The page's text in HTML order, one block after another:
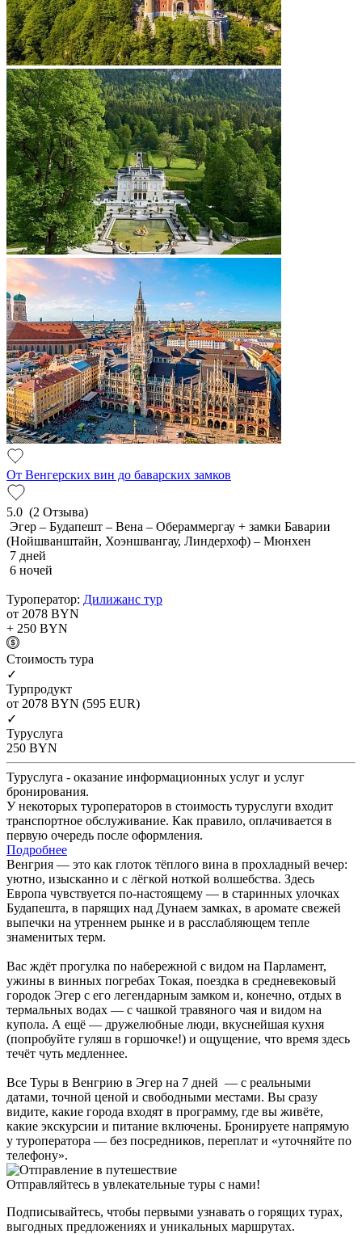
От Венгерских вин до баварских замков
5.0 (2 Отзыва)
Эгер – Будапешт – Вена – Обераммергау + замки Баварии
(Нойшванштайн, Хоэншвангау, Линдерхоф) – Мюнхен
7 дней
6 ночей
Туроператор: Дилижанс тур
от 2078 BYN
+ 250 BYN
Cтоимость тура
✓
Турпродукт
от 2078 BYN (595 EUR)
✓
Туруслуга
250 BYN
Туруслуга - оказание информационных услуг и услуг
бронирования.
У некоторых туроператоров в стоимость туруслуги входит
транспортное обслуживание. Как правило, оплачивается в
первую очередь после оформления.
Подробнее
Венгрия — это как глоток тёплого вина в прохладный вечер:
уютно, изысканно и с лёгкой ноткой волшебства. Здесь
Европа чувствуется по-настоящему — в старинных улочках
Будапешта, в парящих над Дунаем замках, в аромате свежей
выпечки на утреннем рынке и в расслабляющем тепле
знаменитых терм.
Вас ждёт прогулка по набережной с видом на Парламент,
ужины в винных погребах Токая, поездка в средневековый
городок Эгер с его легендарным замком и, конечно, отдых в
термальных водах — с чашкой травяного чая и видом на
купола. А ещё — дружелюбные люди, вкуснейшая кухня
(попробуйте гуляш в горшочке!) и ощущение, что время здесь
течёт чуть медленнее.
Все Туры в Венгрию в Эгер на 7 дней — с реальными
датами, точной ценой и свободными местами. Вы сразу
видите, какие города входят в программу, где вы живёте,
какие экскурсии и питание включены. Бронируете напрямую
у туроператора — без посредников, переплат и «уточняйте по
телефону».
Отправляйтесь в увлекательные туры с нами!
Подписывайтесь, чтобы первыми узнавать о горящих турах,
выгодных предложениях и уникальных маршрутах.